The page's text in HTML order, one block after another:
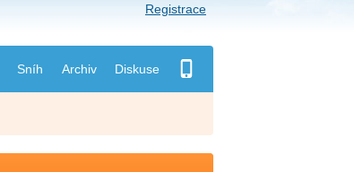
Sníh Archiv Diskuse
Registrace